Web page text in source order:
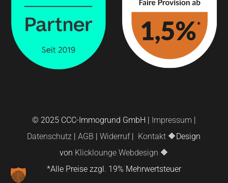
© 2025 CCC-Immogrund GmbH | Impressum |
Datenschutz |AGB |Widerruf| Kontakt 🔶Design
von Klicklounge Webdesign 🔶
*Alle Preise zzgl. 19% Mehrwertsteuer